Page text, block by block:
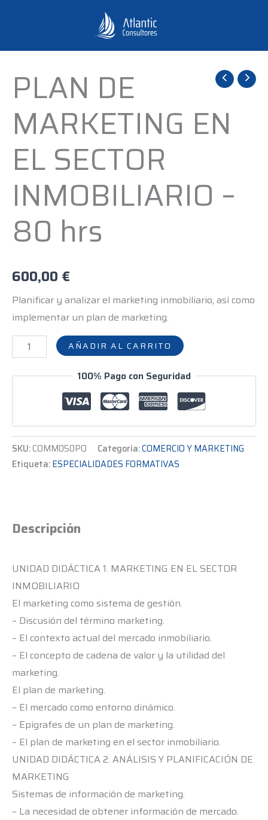
PLAN DE
MARKETING EN
EL SECTOR
INMOBILIARIO –
80 hrs
600,00 €
Planificar y analizar el marketing inmobiliario, así como
implementar un plan de marketing.
PLAN
DE
MARKETING
EN
EL
SECTOR
INMOBILIARIO
hrs
AÑADIR AL CARRITO
100% Pago con Seguridad
SKU:COMM050PO Categoría:COMERCIO Y MARKETING
Etiqueta:ESPECIALIDADES FORMATIVAS
Descripción
UNIDAD DIDÁCTICA 1. MARKETING EN EL SECTOR
INMOBILIARIO
El marketing como sistema de gestión.
– Discusión del término marketing.
– El contexto actual del mercado inmobiliario.
– El concepto de cadena de valor y la utilidad del
marketing.
El plan de marketing.
– El mercado como entorno dinámico.
– Epígrafes de un plan de marketing.
– El plan de marketing en el sector inmobiliario.
UNIDAD DIDÁCTICA 2. ANÁLISIS Y PLANIFICACIÓN DE
MARKETING
Sistemas de información de marketing.
– La necesidad de obtener información de mercado.